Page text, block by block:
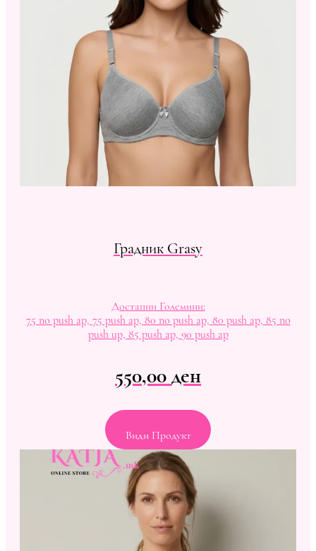
Градник Grasy
Достапни Големини:
75 no push ap, 75 push ap, 80 no push ap, 80 push ap, 85 no
push up, 85 push ap, 90 push ap
550,00ден
Види Продукт